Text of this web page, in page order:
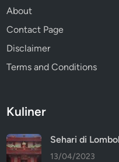
About
Contact Page
Disclaimer
Terms and Conditions
Kuliner
Sehari di
13/04/2023